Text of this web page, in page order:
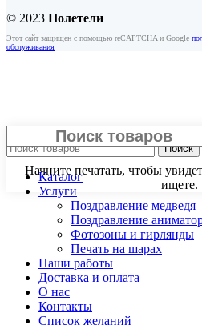
© 2023 Полетели
Этот сайт защищен с помощью reCAPTCHA и Google
обслуживания
Начните печатать, чтобы
ищете.
Поиск
Каталог
Услуги
Поздравление медведя
Поздравление
Фотозоны и гирлянды
Печать на шарах
Наши работы
Доставка и оплата
О нас
Контакты
Список желаний